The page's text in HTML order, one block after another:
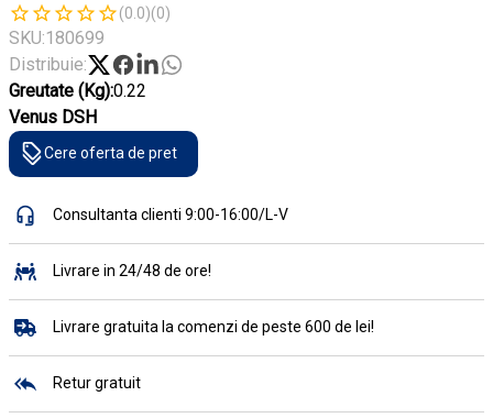
(0.0)(0)
SKU:180699
Distribuie:
Greutate (Kg):0.22
Venus DSH
Cere oferta de pret
Consultanta clienti 9:00-16:00/L-V
Livrare in 24/48 de ore!
Livrare gratuita la comenzi de peste 600 de lei!
Retur gratuit